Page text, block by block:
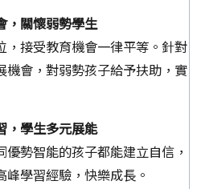
，關懷弱勢學生
，接受教育機會一律平等。針對
機會，對弱勢孩子給予扶助，實
，學生多元展能
勢智能的孩子都能建立自信，
學習經驗，快樂成長。